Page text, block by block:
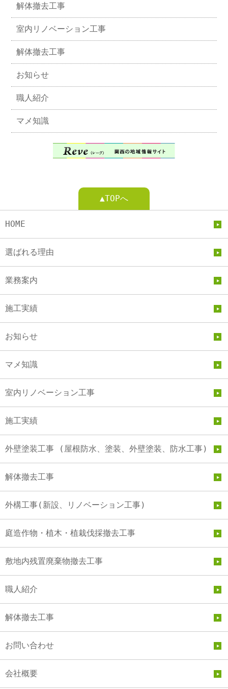
解体撤去工事
室内リノベーション工事
解体撤去工事
お知らせ
職人紹介
マメ知識
▲TOPへ
HOME
選ばれる理由
業務案内
施工実績
お知らせ
マメ知識
室内リノベーション工事
施工実績
外壁塗装工事 (屋根防水、塗装、外壁塗装、防水工事)
解体撤去工事
外構工事(新設、リノベーション工事)
庭造作物・植木・植栽伐採撤去工事
敷地内残置廃棄物撤去工事
職人紹介
解体撤去工事
お問い合わせ
会社概要